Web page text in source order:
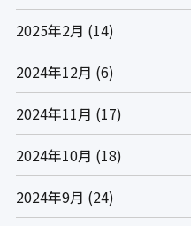
2025年2月 (14)
2024年12月 (6)
2024年11月 (17)
2024年10月 (18)
2024年9月 (24)